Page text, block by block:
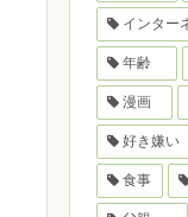
インター
年齢
漫画
好き嫌い
食事